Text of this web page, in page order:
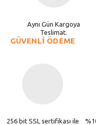
Aynı Gün Kargoya
Teslimat.
GÜVENLİ ÖDEME
256 bit SSL sertifikası ile